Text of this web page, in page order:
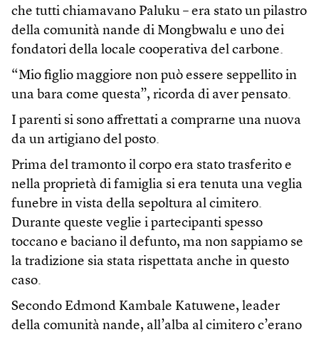
che tutti chiamavano Paluku – era stato un pilastro
della comunità nande di Mongbwalu e uno dei
fondatori della locale cooperativa del carbone.
“Mio figlio maggiore non può essere seppellito in
una bara come questa”, ricorda di aver pensato.
I parenti si sono affrettati a comprarne una nuova
da un artigiano del posto.
Prima del tramonto il corpo era stato trasferito e
nella proprietà di famiglia si era tenuta una veglia
funebre in vista della sepoltura al cimitero.
Durante queste veglie i partecipanti spesso
toccano e baciano il defunto, ma non sappiamo se
la tradizione sia stata rispettata anche in questo
caso.
Secondo Edmond Kambale Katuwene, leader
della comunità nande, all’alba al cimitero c’erano